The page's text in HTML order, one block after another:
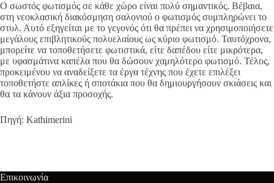
Ο σωστός φωτισμός σε κάθε χώρο είναι πολύ σημαντικός. Βέβαια,
στη νεοκλασική διακόσμηση σαλονιού ο φωτισμός συμπληρώνει το
στυλ. Αυτό εξηγείται με το γεγονός ότι θα πρέπει να χρησιμοποιήσετε
μεγάλους επιβλητικούς πολυελαίους ως κύριο φωτισμό. Ταυτόχρονα,
μπορείτε να τοποθετήσετε φωτιστικά, είτε δαπέδου είτε μικρότερα,
με υφασμάτινα καπέλα που θα δώσουν χαμηλότερο φωτισμό. Τέλος,
προκειμένου να αναδείξετε τα έργα τέχνης που έχετε επιλέξει
τοποθετήστε απλίκες ή σποτάκια που θα δημιουργήσουν σκιάσεις και
θα τα κάνουν άξια προσοχής.
Πηγή: Kathimerini
Επικοινωνία